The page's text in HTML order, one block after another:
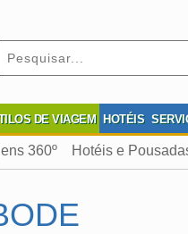
DE VIAGEM HOTÉIS
360º Hotéis e